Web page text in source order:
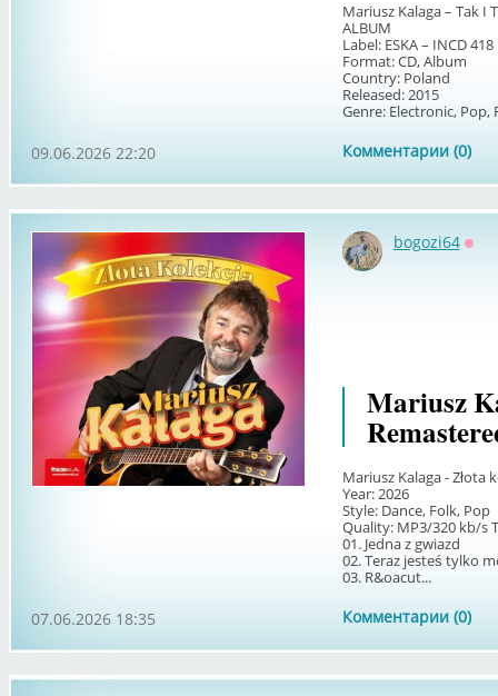
Mariusz Kalaga – Tak I
ALBUM
Label: ESKA – INCD 418
Format: CD, Album
Country: Poland
Released: 2015
Genre: Electronic,
Комментарии (0)
09.06.2026 22:20
bogozi64
Mariusz
Mariusz Kalaga - Złota
Year: 2026
Style: Dance, Folk, Pop
Quality: MP3/320 kb/s
01. Jedna z gwiazd
02. Teraz jesteś tylko
03. R&oacut...
Комментарии (0)
07.06.2026 18:35